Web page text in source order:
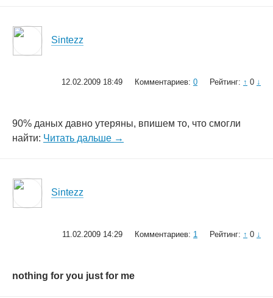
Sintezz
12.02.2009 18:49 Комментариев: 0 Рейтинг: ↑ 0 ↓
90% даных давно утеряны, впишем то, что смогли
найти: Читать дальше →
Sintezz
11.02.2009 14:29 Комментариев: 1 Рейтинг: ↑ 0 ↓
nothing for you just for me